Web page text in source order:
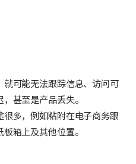
可能无法跟踪信息、访问可
甚至是产品丢失。
多，例如粘附在电子商务跟
箱上及其他位置。